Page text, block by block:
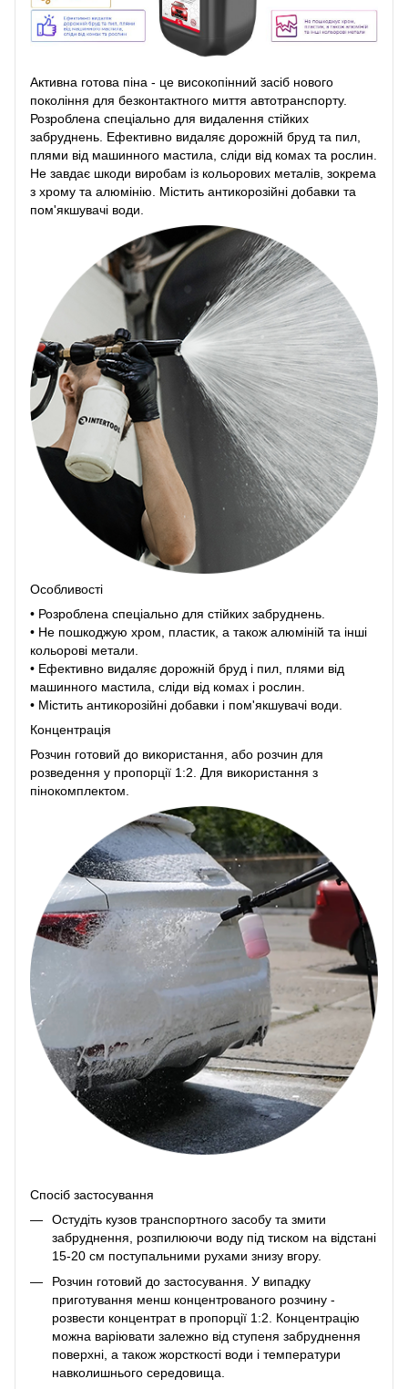
Активна готова піна - це високопінний засіб нового
покоління для безконтактного миття автотранспорту.
Розроблена спеціально для видалення стійких
забруднень. Ефективно видаляє дорожній бруд та пил,
плями від машинного мастила, сліди від комах та рослин.
Не завдає шкоди виробам із кольорових металів, зокрема
з хрому та алюмінію. Містить антикорозійні добавки та
пом'якшувачі води.
Особливості
• Розроблена спеціально для стійких забруднень.
• Не пошкоджую хром, пластик, а також алюміній та інші
кольорові метали.
• Ефективно видаляє дорожній бруд і пил, плями від
машинного мастила, сліди від комах і рослин.
• Містить антикорозійні добавки і пом'якшувачі води.
Концентрація
Розчин готовий до використання, або розчин для
розведення у пропорції 1:2. Для використання з
пінокомплектом.
Спосіб застосування
Остудіть кузов транспортного засобу та змити
забруднення, розпилюючи воду під тиском на відстані
15-20 см поступальними рухами знизу вгору.
Розчин готовий до застосування. У випадку
приготування менш концентрованого розчину -
розвести концентрат в пропорції 1:2. Концентрацію
можна варіювати залежно від ступеня забруднення
поверхні, а також жорсткості води і температури
навколишнього середовища.